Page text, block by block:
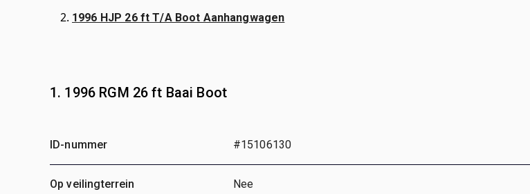
1996 HJP 26 ft T/A Boot Aanhangwagen
1. 1996 RGM 26 ft Baai Boot
ID-nummer #15106130
Op veilingterrein Nee